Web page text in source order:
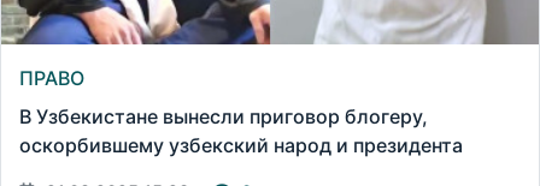
ПРАВО
В Узбекистане вынесли приговор блогеру,
оскорбившему узбекский народ и президента